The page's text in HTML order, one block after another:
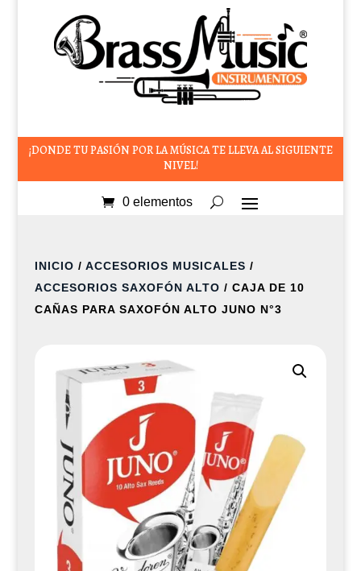
¡DONDE TU PASIÓN POR LA MÚSICA TE LLEVA AL SIGUIENTE
NIVEL!
0 elementos
INICIO / ACCESORIOS MUSICALES /
ACCESORIOS SAXOFÓN ALTO / CAJA DE 10
CAÑAS PARA SAXOFÓN ALTO JUNO N°3